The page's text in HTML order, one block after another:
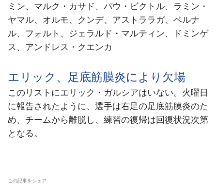
ミン、マルク・カサド、パウ・ビクトル、ラミン・
ヤマル、オルモ、クンデ、アストララガ、ベルナ
ル、フォルト、ジェラルド・マルティン、ドミンゲ
ス、アンドレス・クエンカ
エリック、足底筋膜炎により欠場
このリストにエリック・ガルシアはいない。火曜日
に報告されたように、選手は右足の足底筋膜炎のた
め、チームから離脱し、練習の復帰は回復状況次第
となる。
この記事をシェア